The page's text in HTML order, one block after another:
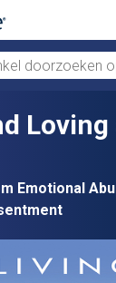
belangrijkste
doorzoeken op
Emotional